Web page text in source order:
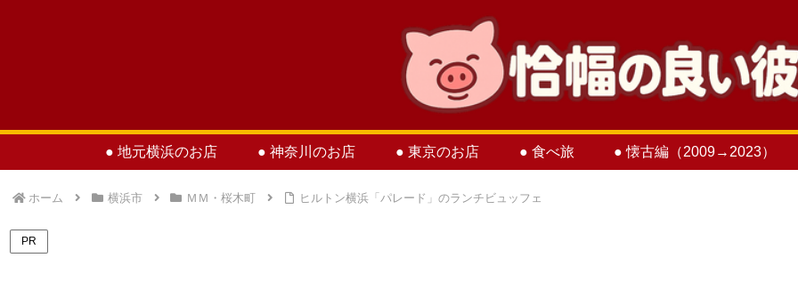
● 地元横浜のお店 ● 神奈川のお店 ● 東京のお店 ● 食べ旅 ● 懐古編（2009→2023）
ホーム 横浜市 ＭＭ・桜木町 ヒルトン横浜「パレード」のランチビュッフェ
PR